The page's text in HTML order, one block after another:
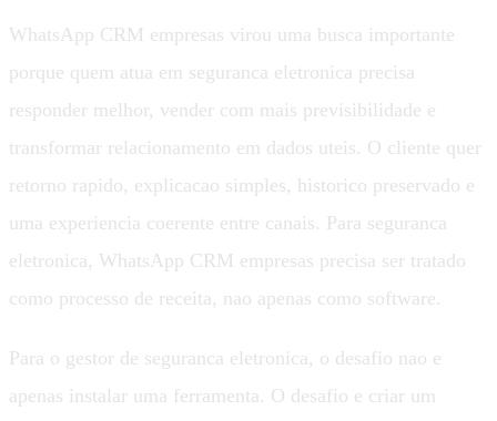
WhatsApp CRM empresas virou uma busca importante
porque quem atua em seguranca eletronica precisa
responder melhor, vender com mais previsibilidade e
transformar relacionamento em dados uteis. O cliente quer
retorno rapido, explicacao simples, historico preservado e
uma experiencia coerente entre canais. Para seguranca
eletronica, WhatsApp CRM empresas precisa ser tratado
como processo de receita, nao apenas como software.
Para o gestor de seguranca eletronica, o desafio nao e
apenas instalar uma ferramenta. O desafio e criar um